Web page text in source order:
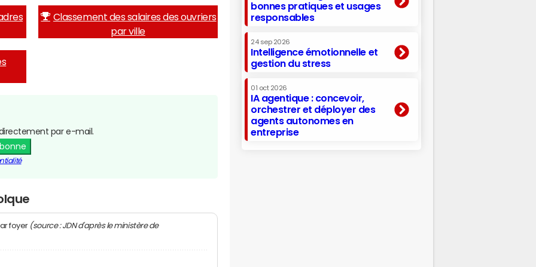
Classement des salaires des ouvriers
par ville
par e-mail.
foyer (source : JDN d'après le ministère de
bonnes pratiques et usages
responsables
24 sep 2026
Intelligence émotionnelle et
gestion du stress
01 oct 2026
IA agentique : concevoir,
orchestrer et déployer des
agents autonomes en
entreprise